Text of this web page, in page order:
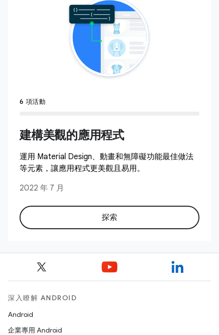
6 項活動
建構美觀的應用程式
運用 Material Design、動畫和無障礙功能最佳做法
等元素，讓應用程式更美觀且易用。
2022 年 7 月
探索
深入瞭解 ANDROID
Android
企業專用 Android